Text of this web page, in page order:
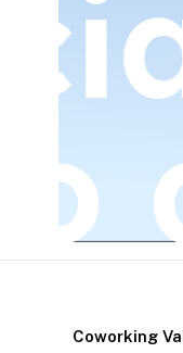
Coworking